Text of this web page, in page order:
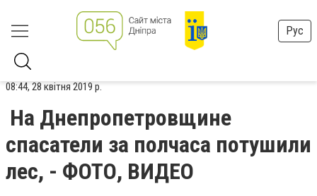
Рус
08:44, 28 квітня 2019 р.
На Днепропетровщине
спасатели за полчаса потушили
лес, - ФОТО, ВИДЕО